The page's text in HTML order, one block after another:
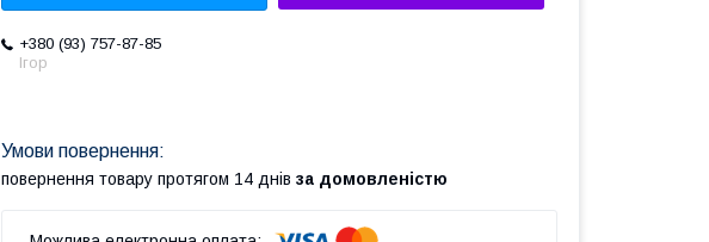
+380 (93) 757-87-85
Ігор
повернення товару протягом 14 днів за домовленістю